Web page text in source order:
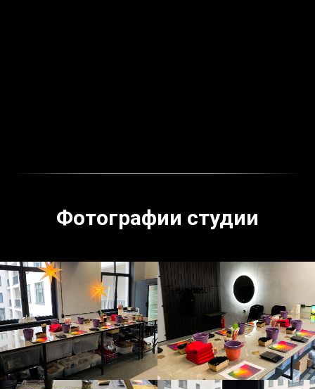
Фотографии студии